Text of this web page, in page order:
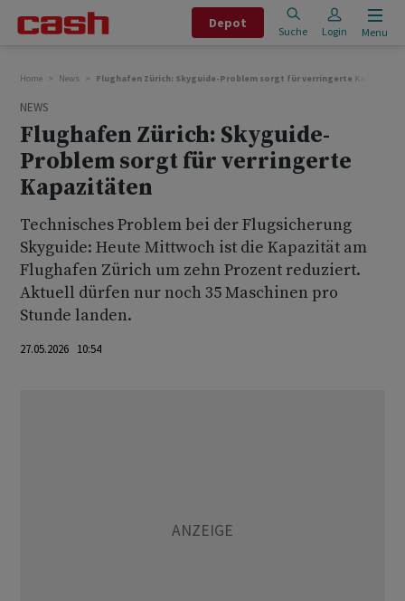
Depot
Suche Login Menu
Home News Flughafen Zürich: Skyguide-Problem sorgt für verringerte
NEWS
Flughafen Zürich: Skyguide-
Problem sorgt für verringerte
Kapazitäten
Technisches Problem bei der Flugsicherung
Skyguide: Heute Mittwoch ist die Kapazität am
Flughafen Zürich um zehn Prozent reduziert.
Aktuell dürfen nur noch 35 Maschinen pro
Stunde landen.
27.05.2026 10:54